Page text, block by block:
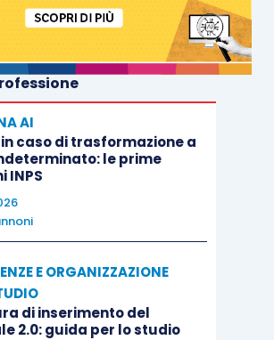
AI
in caso di trasformazione a
le prime
INPS
E ORGANIZZAZIONE
di inserimento del
2.0: guida per lo studio